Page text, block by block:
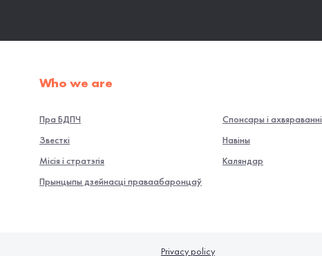
Who we are
Пра БДПЧ
Звесткі
Місія і стратэгія
Прынцыпы дзейнасці праваабаронцаў
Спонсары і ахвяраванні
Навiны
Каляндар
Privacy policy